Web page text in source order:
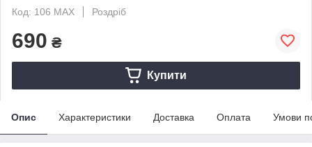
Код: 106 MAX
Роздріб
690 ₴
Купити
Опис Характеристики Доставка Оплата Умови